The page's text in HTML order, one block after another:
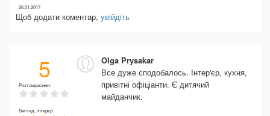
26.01.2017
Щоб додати коментар, увійдіть
5
Розташування:
Вигляд, інтерєр:
Olga Prysakar
Все дуже сподобалось. Інтер'єр, кухня,
привітні офіціанти. Є дитячий
майданчик.